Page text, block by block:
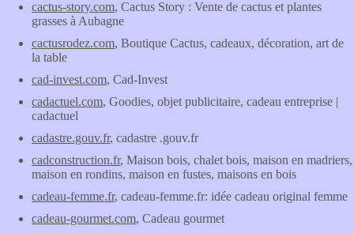
cactus-story.com, Cactus Story : Vente de cactus et plantes
grasses à Aubagne
cactusrodez.com, Boutique Cactus, cadeaux, décoration, art de
la table
cad-invest.com, Cad-Invest
cadactuel.com, Goodies, objet publicitaire, cadeau entreprise |
cadactuel
cadastre.gouv.fr, cadastre .gouv.fr
cadconstruction.fr, Maison bois, chalet bois, maison en madriers,
maison en rondins, maison en fustes, maisons en bois
cadeau-femme.fr, cadeau-femme.fr: idée cadeau original femme
cadeau-gourmet.com, Cadeau gourmet